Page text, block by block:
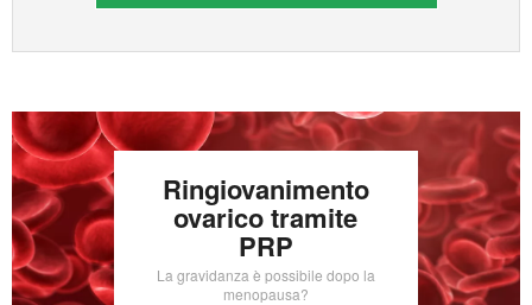
Ringiovanimento
ovarico tramite
PRP
La gravidanza è possibile dopo la
menopausa?